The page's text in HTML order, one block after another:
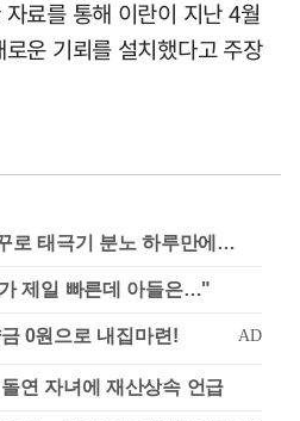
료를 통해 이란이 지난 4월
운 기뢰를 설치했다고 주장
로 태극기 분노 하루만에…
제일 빠른데 아들은…"
연 자녀에 재산상속 언급